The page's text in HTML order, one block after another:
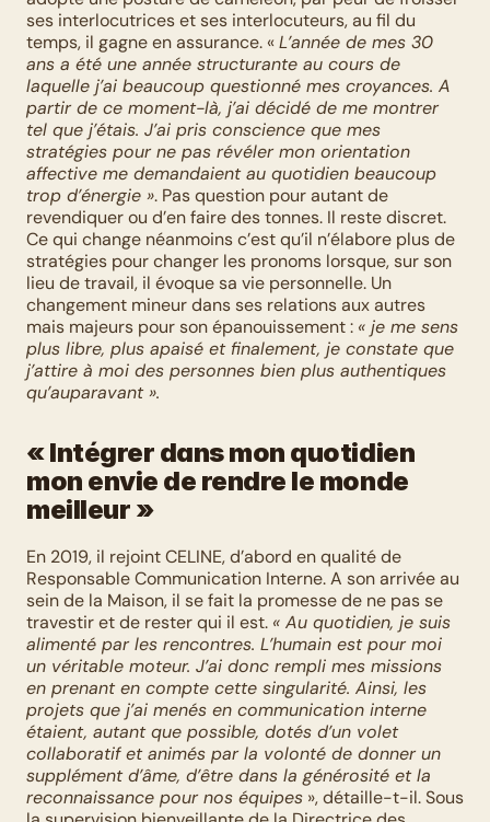
ses interlocutrices et ses interlocuteurs, au fil du
temps, il gagne en assurance. « L’année de mes 30
ans a été une année structurante au cours de
laquelle j’ai beaucoup questionné mes croyances. A
partir de ce moment-là, j’ai décidé de me montrer
tel que j’étais. J’ai pris conscience que mes
stratégies pour ne pas révéler mon orientation
affective me demandaient au quotidien beaucoup
trop d’énergie ». Pas question pour autant de
revendiquer ou d’en faire des tonnes. Il reste discret.
Ce qui change néanmoins c’est qu’il n’élabore plus de
stratégies pour changer les pronoms lorsque, sur son
lieu de travail, il évoque sa vie personnelle. Un
changement mineur dans ses relations aux autres
mais majeurs pour son épanouissement : « je me sens
plus libre, plus apaisé et finalement, je constate que
j’attire à moi des personnes bien plus authentiques
qu’auparavant ».
« Intégrer dans mon quotidien
mon envie de rendre le monde
meilleur »
En 2019, il rejoint CELINE, d’abord en qualité de
Responsable Communication Interne. A son arrivée au
sein de la Maison, il se fait la promesse de ne pas se
travestir et de rester qui il est. « Au quotidien, je suis
alimenté par les rencontres. L’humain est pour moi
un véritable moteur. J’ai donc rempli mes missions
en prenant en compte cette singularité. Ainsi, les
projets que j’ai menés en communication interne
étaient, autant que possible, dotés d’un volet
collaboratif et animés par la volonté de donner un
supplément d’âme, d’être dans la générosité et la
reconnaissance pour nos équipes », détaille-t-il. Sous